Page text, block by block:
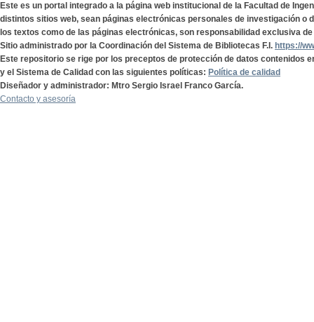
Este es un portal integrado a la página web institucional de la Facultad de
distintos sitios web, sean páginas electrónicas personales de investigación o
los textos como de las páginas electrónicas, son responsabilidad exclusiva
Sitio administrado por la Coordinación del Sistema de Bibliotecas F.I. https://
Este repositorio se rige por los preceptos de protección de datos contenidos
y el Sistema de Calidad con las siguientes políticas: Política de calidad
Diseñador y administrador: Mtro Sergio Israel Franco García.
Contacto y asesoría